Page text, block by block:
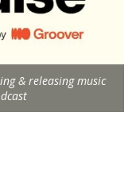
& releasing music